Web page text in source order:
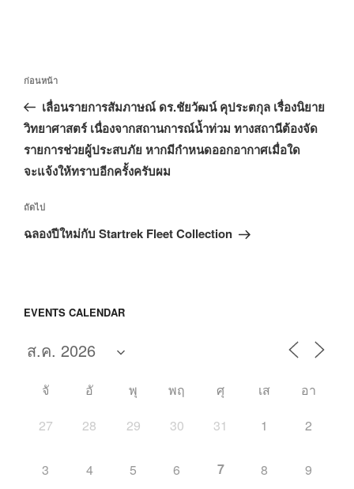
แนะแนว
เรื่อง
เรื่อง
ก่อน
หน้า
ก่อนหน้า
เลื่อนรายการสัมภาษณ์ ดร.ชัยวัฒน์ คุประตกุล เรื่องนิยาย
วิทยาศาสตร์ เนื่องจากสถานการณ์น้ำท่วม ทางสถานีต้องจัด
รายการช่วยผู้ประสบภัย หากมีกำหนดออกอากาศเมื่อใด
จะแจ้งให้ทราบอีกครั้งครับผม
เรื่อง
ถัด
ถัดไป
ฉลองปีใหม่กับ Startrek Fleet Collection
EVENTS CALENDAR
จั อั พุ พฤ ศุ เส
อา
27
28 29 30 31 1 2
3 4 5 6 7 8 9